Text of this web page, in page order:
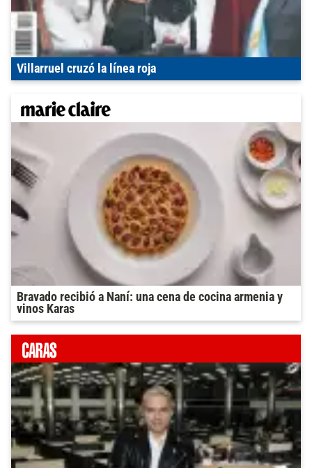
Villarruel cruzó la línea roja
Bravado recibió a Naní: una cena de cocina armenia y
vinos Karas